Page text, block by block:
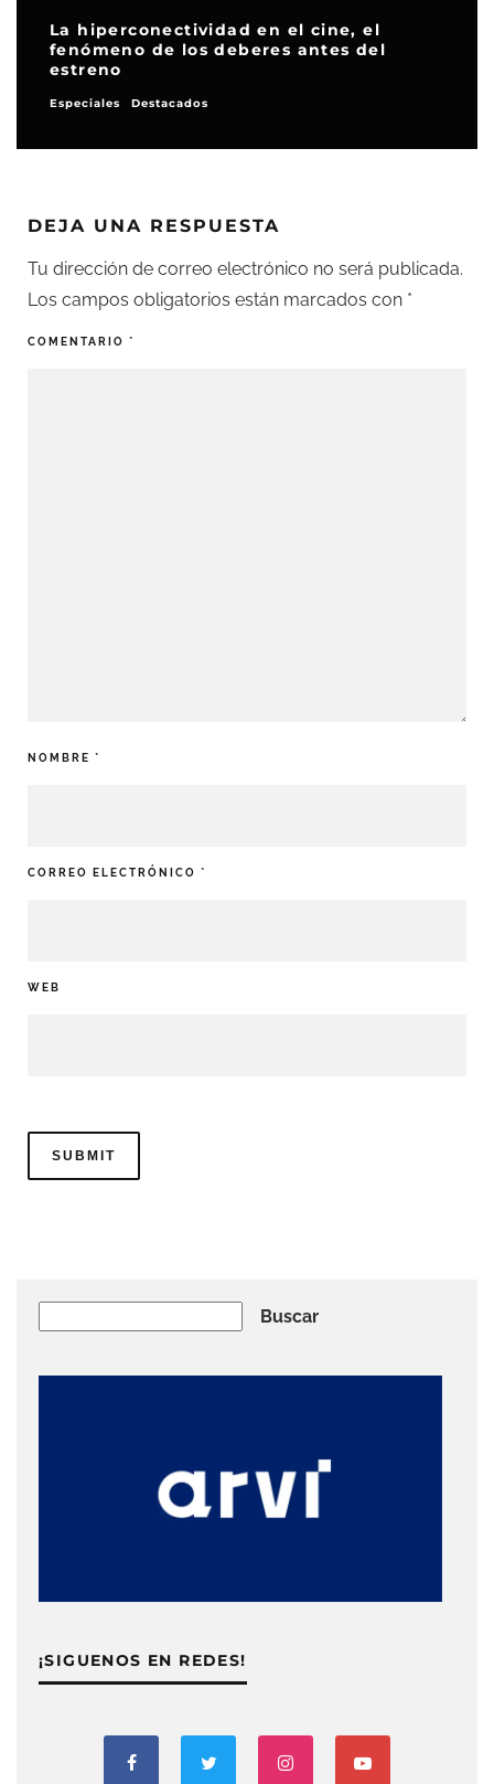
La hiperconectividad en el cine, el
fenómeno de los deberes antes del
estreno
Especiales Destacados
DEJA UNA RESPUESTA
Tu dirección de correo electrónico no será publicada.
Los campos obligatorios están marcados con *
COMENTARIO *
NOMBRE *
CORREO ELECTRÓNICO *
WEB
Buscar
¡SIGUENOS EN REDES!